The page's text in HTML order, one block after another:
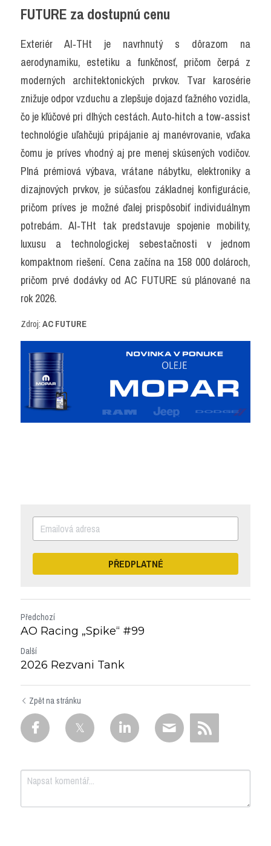
FUTURE za dostupnú cenu
Exteriér AI‑THt je navrhnutý s dôrazom na
aerodynamiku, estetiku a funkčnosť, pričom čerpá z
moderných architektonických prvkov. Tvar karosérie
znižuje odpor vzduchu a zlepšuje dojazd ťažného vozidla,
čo je kľúčové pri dlhých cestách. Auto‑hitch a tow‑assist
technológie uľahčujú pripájanie aj manévrovanie, vďaka
čomu je príves vhodný aj pre menej skúsených vodičov.
Plná prémiová výbava, vrátane nábytku, elektroniky a
dizajnových prvkov, je súčasťou základnej konfigurácie,
pričom príves je možné ďalej prispôsobiť individuálnym
potrebám. AI‑THt tak predstavuje spojenie mobility,
luxusu a technologickej sebestačnosti v jednom
kompaktnom riešení. Cena začína na 158 000 dolároch,
pričom prvé dodávky od AC FUTURE sú plánované na
rok 2026.
Zdroj: AC FUTURE
PŘEDPLATNÉ
Předchozí
AO Racing „Spike“ #99
Další
2026 Rezvani Tank
Zpět na stránku